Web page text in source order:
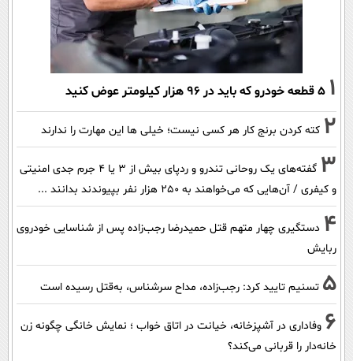
1 ۵ قطعه خودرو که باید در ۹۶ هزار کیلومتر عوض کنید
2 کته کردن برنج کار هر کسی نیست؛ خیلی ها این مهارت را ندارند
3
گفته‌های یک روحانی تندرو و ردپای بیش از ۳ یا ۴ جرم جدی امنیتی
و کیفری / آن‌هایی که می‌خواهند به ۲۵۰ هزار نفر بپیوندند بدانند ...
4 دستگیری چهار متهم قتل حمیدرضا رجب‌زاده پس از شناسایی خودروی
ربایش
5 تسنیم تایید کرد: رجب‌زاده، مداح سرشناس، به‌قتل رسیده است
6 وفاداری در آشپزخانه، خیانت در اتاق خواب ؛ نمایش خانگی چگونه زن
خانه‌دار را قربانی می‌کند؟